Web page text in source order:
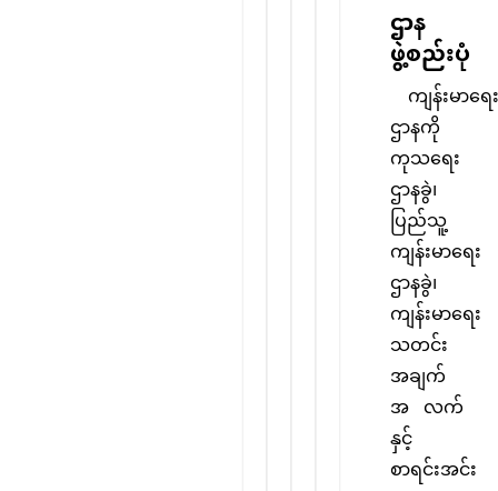
ဌာန
ဖွဲ့စည်းပုံ
ကျန်းမာရေး
ဌာနကို
ကုသရေး
ဌာနခွဲ၊
ပြည်သူ့
ကျန်းမာရေး
ဌာနခွဲ၊
ကျန်းမာရေး
သတင်း
အချက်
အ လက်
နှင့်
စာရင်းအင်း